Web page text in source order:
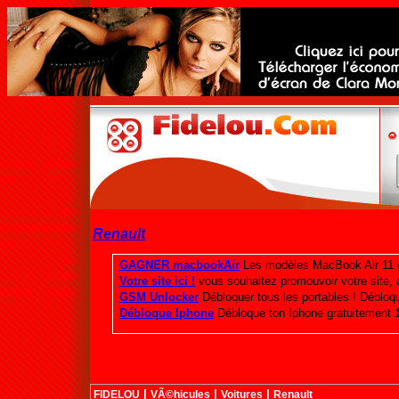
Renault
FIDELOU | VÃ©hicules | Voitures | Renault